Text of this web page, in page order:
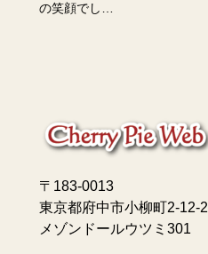
の笑顔でし…
〒183-0013
東京都府中市小柳町2-12-2
メゾンドールウツミ301